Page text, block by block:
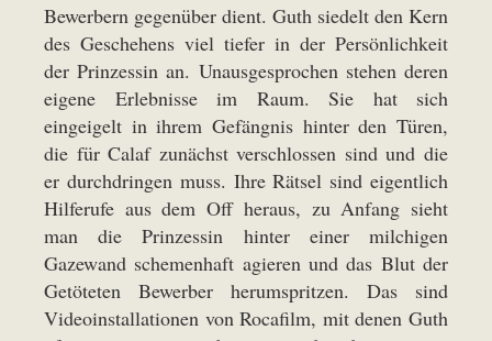
Bewerbern gegenüber dient. Guth siedelt den Kern
des Geschehens viel tiefer in der Persönlichkeit
der Prinzessin an. Unausgesprochen stehen deren
eigene Erlebnisse im Raum. Sie hat sich
eingeigelt in ihrem Gefängnis hinter den Türen,
die für Calaf zunächst verschlossen sind und die
er durchdringen muss. Ihre Rätsel sind eigentlich
Hilferufe aus dem Off heraus, zu Anfang sieht
man die Prinzessin hinter einer milchigen
Gazewand schemenhaft agieren und das Blut der
Getöteten Bewerber herumspritzen. Das sind
Videoinstallationen von Rocafilm, mit denen Guth